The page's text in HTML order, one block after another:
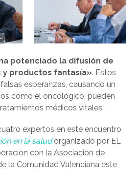
potenciado la difusión de
productos fantasía». Estos
esperanzas, causando un
como el oncológico, pueden
médicos vitales.
expertos en este encuentro
en la saludorganizado por EL
con la Asociación de
la Comunidad Valenciana este